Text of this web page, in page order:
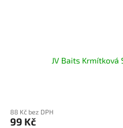
JV Baits Krmítková
88 Kč bez DPH
99 Kč